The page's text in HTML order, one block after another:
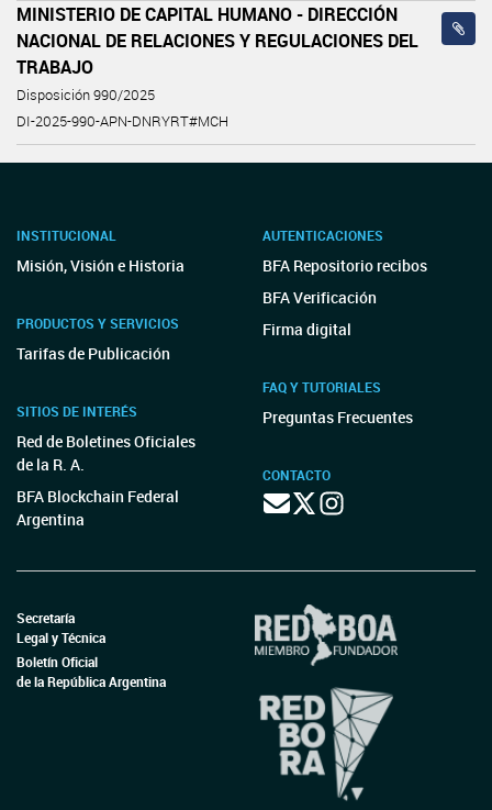
MINISTERIO DE CAPITAL HUMANO - DIRECCIÓN
NACIONAL DE RELACIONES Y REGULACIONES DEL
TRABAJO
Disposición 990/2025
DI-2025-990-APN-DNRYRT#MCH
INSTITUCIONAL
Misión, Visión e Historia
PRODUCTOS Y SERVICIOS
Tarifas de Publicación
SITIOS DE INTERÉS
Red de Boletines Oficiales
de la R. A.
BFA Blockchain Federal
Argentina
AUTENTICACIONES
BFA Repositorio recibos
BFA Verificación
Firma digital
FAQ Y TUTORIALES
Preguntas Frecuentes
CONTACTO
Secretaría
Legal y Técnica
Boletín Oficial
de la República Argentina